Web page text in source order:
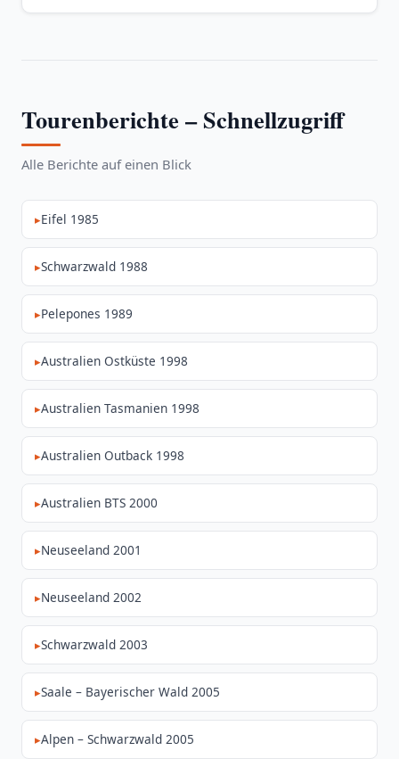
Tourenberichte – Schnellzugriff
Alle Berichte auf einen Blick
Eifel 1985
Schwarzwald 1988
Pelepones 1989
Australien Ostküste 1998
Australien Tasmanien 1998
Australien Outback 1998
Australien BTS 2000
Neuseeland 2001
Neuseeland 2002
Schwarzwald 2003
Saale – Bayerischer Wald 2005
Alpen – Schwarzwald 2005